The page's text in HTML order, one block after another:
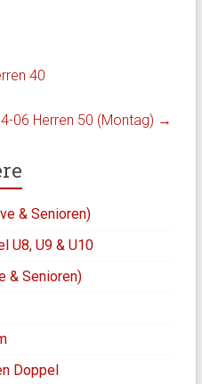
40
06 Herren 50 (Montag) →
& Senioren)
U8, U9 & U10
& Senioren)
Doppel